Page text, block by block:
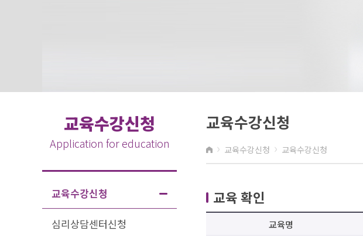
교육수강신청
Application for education
교육수강신청
심리상담센터신청
교육수강신청
› 교육수강신청 › 교육수강신청
교육 확인
교육명